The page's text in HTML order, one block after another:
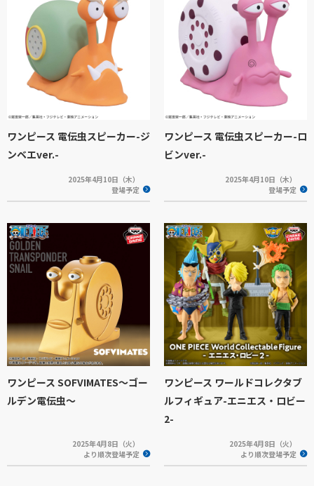
ワンピース 電伝虫スピーカー-ジ
ンベエver.-
2025年4月10日（木）
登場予定
ワンピース 電伝虫スピーカー-ロ
ビンver.-
2025年4月10日（木）
登場予定
ワンピース SOFVIMATES～ゴー
ルデン電伝虫～
2025年4月8日（火）
より順次登場予定
ワンピース ワールドコレクタブ
ルフィギュア-エニエス・ロビー
2-
2025年4月8日（火）
より順次登場予定